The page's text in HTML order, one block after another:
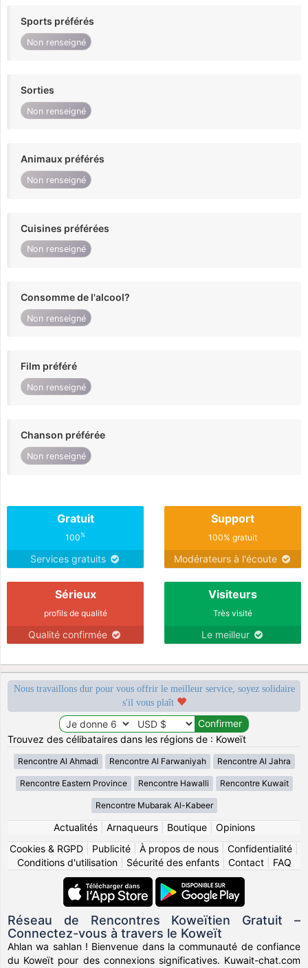
Sports préférés
Non renseigné
Sorties
Non renseigné
Animaux préférés
Non renseigné
Cuisines préférées
Non renseigné
Consomme de l'alcool?
Non renseigné
Film préféré
Non renseigné
Chanson préférée
Non renseigné
Gratuit
100%
Services gratuits
Support
100% gratuit
Modérateurs à l'écoute
Sérieux
profils de qualité
Qualité confirmée
Visiteurs
Très visité
Le meilleur
Nous travaillons dur pour vous offrir le meilleur service, soyez solidaire
s'il vous plaît
Trouvez des célibataires dans les régions de : Koweït
Rencontre Al Ahmadi Rencontre Al Farwaniyah Rencontre Al Jahra
Rencontre Eastern Province Rencontre Hawalli Rencontre Kuwait
Rencontre Mubarak Al-Kabeer
Actualités| Arnaqueurs| Boutique| Opinions
Cookies & RGPD
Publicité À propos de nous Confidentialité
Conditions d'utilisation| Sécurité des enfants| Contact| FAQ
Réseau de Rencontres Koweïtien Gratuit –
Connectez-vous à travers le Koweït
Ahlan wa sahlan ! Bienvenue dans la communauté de confiance
du Koweït pour des connexions significatives. Kuwait-chat.com